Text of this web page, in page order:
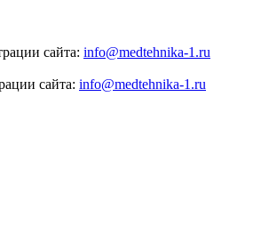
сайта: info@medtehnika-1.ru
сайта: info@medtehnika-1.ru